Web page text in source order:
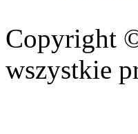
Copyright
wszystkie